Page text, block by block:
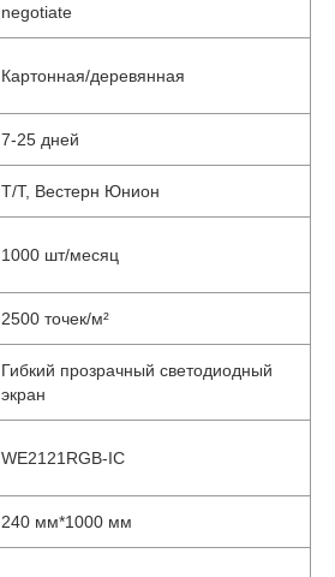
negotiate
Картонная/деревянная
7-25 дней
Т/Т, Вестерн Юнион
1000 шт/месяц
2500 точек/м²
Гибкий прозрачный светодиодный
экран
WE2121RGB-IC
240 мм*1000 мм